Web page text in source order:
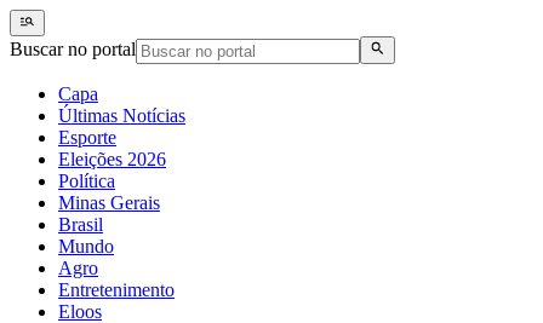
Buscar no portal
Capa
Últimas Notícias
Esporte
Eleições 2026
Política
Minas Gerais
Brasil
Mundo
Agro
Entretenimento
Eloos